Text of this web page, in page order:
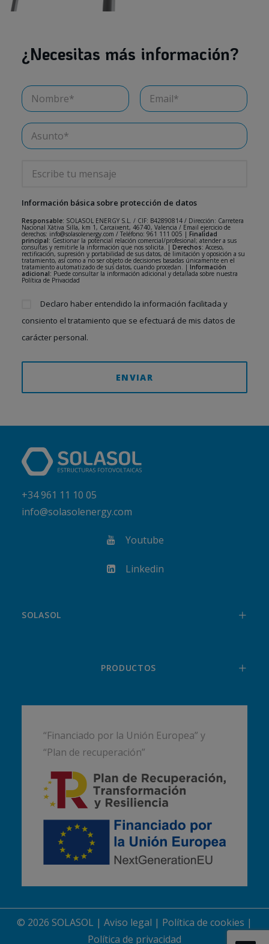
¿Necesitas más información?
Información básica sobre protección de datos
Responsable: SOLASOL ENERGY S.L. / CIF: B42890814 / Dirección: Carretera
Nacional Xàtiva Silla, km 1, Carcaixent, 46740, Valencia / Email ejercicio de
derechos: info@solasolenergy.com / Teléfono: 961 111 005 | Finalidad
principal: Gestionar la potencial relación comercial/profesional; atender a sus
consultas y remitirle la información que nos solicita. | Derechos: Acceso,
rectificación, supresión y portabilidad de sus datos, de limitación y oposición a su
tratamiento, así como a no ser objeto de decisiones basadas únicamente en el
tratamiento automatizado de sus datos, cuando procedan. | Información
adicional: Puede consultar la información adicional y detallada sobre nuestra
Política de Privacidad
Declaro haber entendido la información facilitada y
consiento el tratamiento que se efectuará de mis datos de
carácter personal.
+34 961 11 10 05
info@solasolenergy.com
Youtube
Linkedin
SOLASOL
PRODUCTOS
“Financiado por la Unión Europea” y
“Plan de recuperación”
© 2026 SOLASOL | Aviso legal | Política de cookies |
Política de privacidad